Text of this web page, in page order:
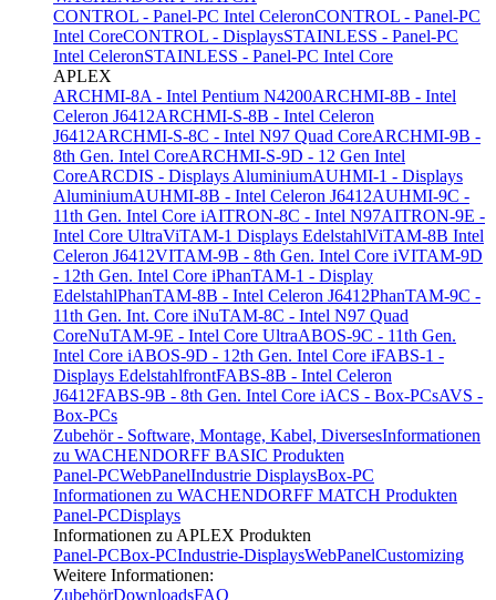
CONTROL - Panel-PC Intel CeleronCONTROL - Panel-PC
Intel CoreCONTROL - DisplaysSTAINLESS - Panel-PC
Intel CeleronSTAINLESS - Panel-PC Intel Core
APLEX
ARCHMI-8A - Intel Pentium N4200ARCHMI-8B - Intel
Celeron J6412ARCHMI-S-8B - Intel Celeron
J6412ARCHMI-S-8C - Intel N97 Quad CoreARCHMI-9B -
8th Gen. Intel CoreARCHMI-S-9D - 12 Gen Intel
CoreARCDIS - Displays AluminiumAUHMI-1 - Displays
AluminiumAUHMI-8B - Intel Celeron J6412AUHMI-9C -
11th Gen. Intel Core iAITRON-8C - Intel N97AITRON-9E -
Intel Core UltraViTAM-1 Displays EdelstahlViTAM-8B Intel
Celeron J6412VITAM-9B - 8th Gen. Intel Core iVITAM-9D
- 12th Gen. Intel Core iPhanTAM-1 - Display
EdelstahlPhanTAM-8B - Intel Celeron J6412PhanTAM-9C -
11th Gen. Int. Core iNuTAM-8C - Intel N97 Quad
CoreNuTAM-9E - Intel Core UltraABOS-9C - 11th Gen.
Intel Core iABOS-9D - 12th Gen. Intel Core iFABS-1 -
Displays EdelstahlfrontFABS-8B - Intel Celeron
J6412FABS-9B - 8th Gen. Intel Core iACS - Box-PCsAVS -
Box-PCs
Zubehör - Software, Montage, Kabel, DiversesInformationen
zu WACHENDORFF BASIC Produkten
Panel-PCWebPanelIndustrie DisplaysBox-PC
Informationen zu WACHENDORFF MATCH Produkten
Panel-PCDisplays
Informationen zu APLEX Produkten
Panel-PCBox-PCIndustrie-DisplaysWebPanelCustomizing
Weitere Informationen:
ZubehörDownloadsFAQ